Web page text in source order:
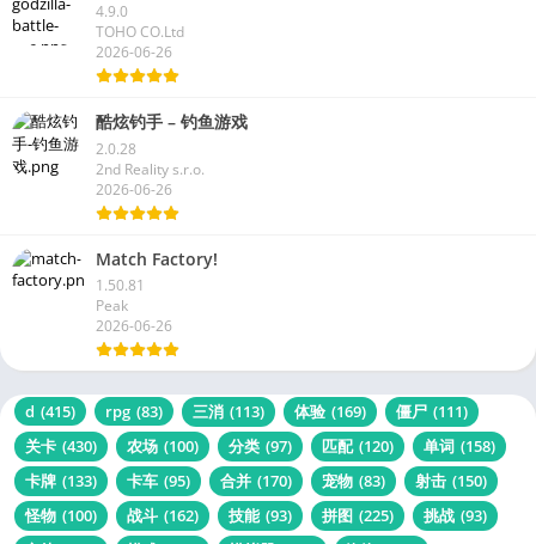
4.9.0
TOHO CO.Ltd
2026-06-26
酷炫钓手 – 钓鱼游戏
2.0.28
2nd Reality s.r.o.
2026-06-26
Match Factory!
1.50.81
Peak
2026-06-26
d (415) rpg (83) 三消 (113) 体验 (169) 僵尸 (111)
关卡 (430) 农场 (100) 分类 (97) 匹配 (120) 单词 (158)
卡牌 (133) 卡车 (95) 合并 (170) 宠物 (83) 射击 (150)
怪物 (100) 战斗 (162) 技能 (93) 拼图 (225) 挑战 (93)